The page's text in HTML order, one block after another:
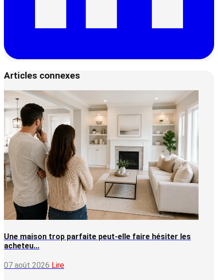
Articles connexes
Une maison trop parfaite peut-elle faire hésiter les
acheteu...
07 août 2026 Lire